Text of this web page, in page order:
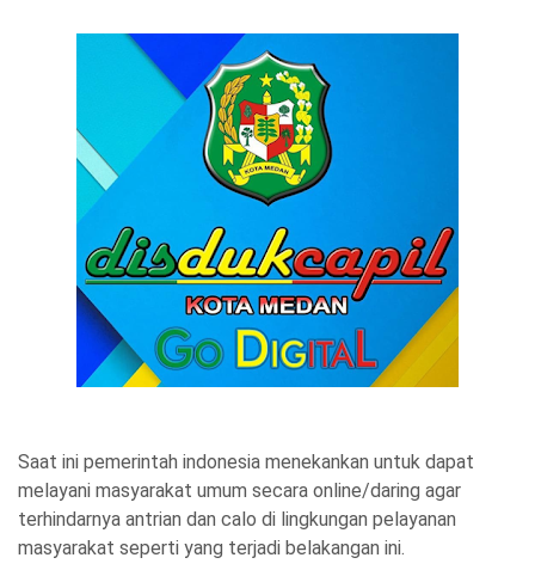
Saat ini pemerintah indonesia menekankan untuk dapat
melayani masyarakat umum secara online/daring agar
terhindarnya antrian dan calo di lingkungan pelayanan
masyarakat seperti yang terjadi belakangan ini.